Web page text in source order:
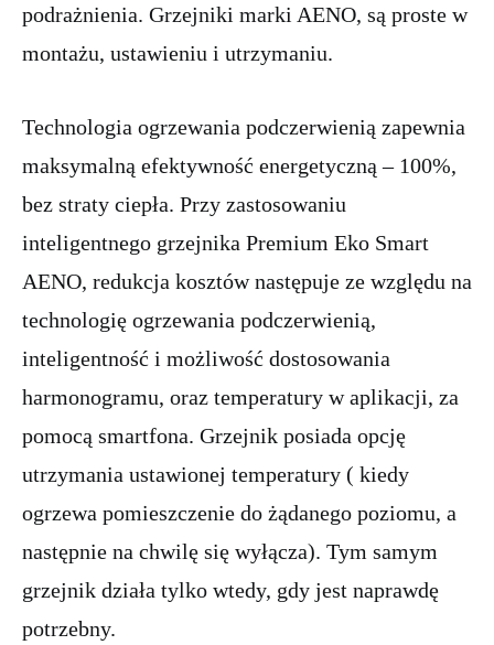
podrażnienia. Grzejniki marki AENO, są proste w
montażu, ustawieniu i utrzymaniu.
Technologia ogrzewania podczerwienią zapewnia
maksymalną efektywność energetyczną – 100%,
bez straty ciepła. Przy zastosowaniu
inteligentnego grzejnika Premium Eko Smart
AENO, redukcja kosztów następuje ze względu na
technologię ogrzewania podczerwienią,
inteligentność i możliwość dostosowania
harmonogramu, oraz temperatury w aplikacji, za
pomocą smartfona. Grzejnik posiada opcję
utrzymania ustawionej temperatury ( kiedy
ogrzewa pomieszczenie do żądanego poziomu, a
następnie na chwilę się wyłącza). Tym samym
grzejnik działa tylko wtedy, gdy jest naprawdę
potrzebny.